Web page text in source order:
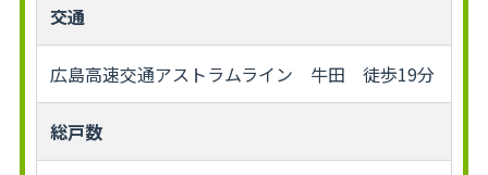
交通
広島高速交通アストラムライン 牛田 徒歩19分
総戸数